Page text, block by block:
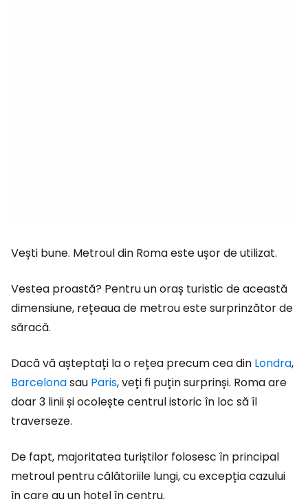
Vești bune. Metroul din Roma este ușor de utilizat.
Vestea proastă? Pentru un oraș turistic de această
dimensiune, rețeaua de metrou este surprinzător de
săracă.
Dacă vă așteptați la o rețea precum cea din Londra,
Barcelonasau Paris, veți fi puțin surprinși. Roma are
doar 3 linii și ocolește centrul istoric în loc să îl
traverseze.
De fapt, majoritatea turiștilor folosesc în principal
metroul pentru călătoriile lungi, cu excepția cazului
în care au un hotel în centru.